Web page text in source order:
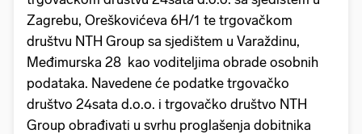
Zagrebu, Oreškovićeva 6H/1 te trgovačkom
društvu NTH Group sa sjedištem u Varaždinu,
Međimurska 28 kao voditeljima obrade osobnih
podataka. Navedene će podatke trgovačko
društvo 24sata d.o.o. i trgovačko društvo NTH
Group obrađivati u svrhu proglašenja dobitnika